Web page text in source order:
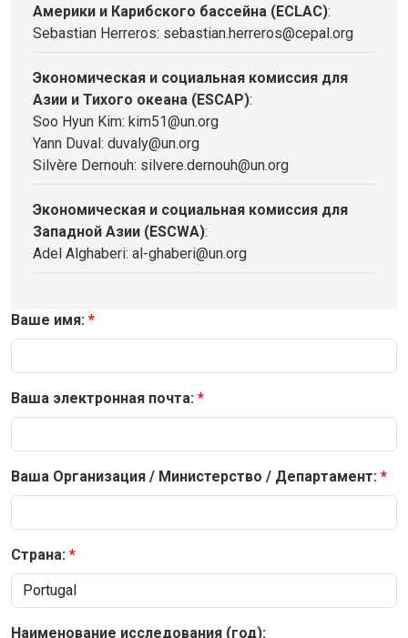
Америки и Карибского бассейна (ECLAC):
Sebastian Herreros: sebastian.herreros@cepal.org
Экономическая и социальная комиссия для
Азии и Тихого океана (ESCAP):
Soo Hyun Kim: kim51@un.org
Yann Duval: duvaly@un.org
Silvère Dernouh: silvere.dernouh@un.org
Экономическая и социальная комиссия для
Западной Азии (ESCWA):
Adel Alghaberi: al-ghaberi@un.org
Ваше имя:
Ваша электронная почта:
Ваша Организация / Министерство / Департамент:
Страна:
Наименование исследования (год):